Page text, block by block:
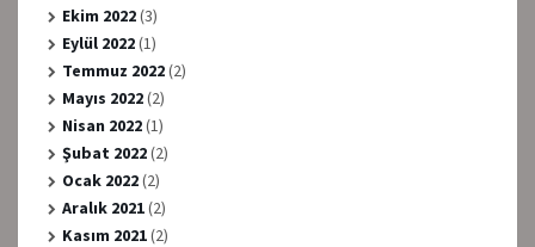
Ekim 2022(3)
Eylül 2022(1)
Temmuz 2022(2)
Mayıs 2022(2)
Nisan 2022(1)
Şubat 2022(2)
Ocak 2022(2)
Aralık 2021(2)
Kasım 2021(2)